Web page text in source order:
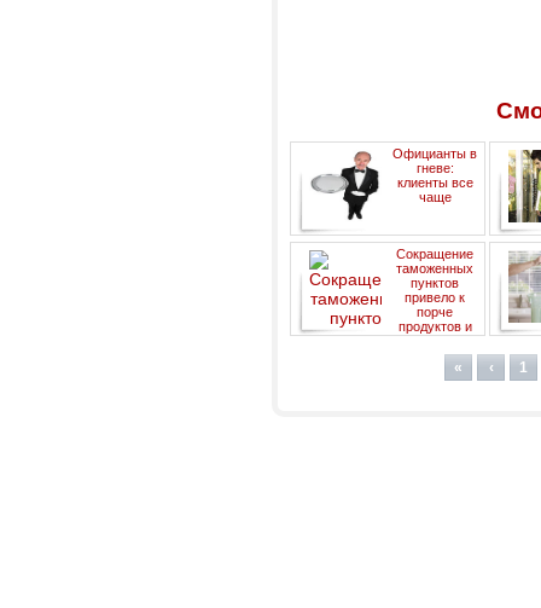
Официанты в
гневе:
клиенты все
чаще
расплачиваются кредиткой,
не оставляя чаевых
Сокращение
таможенных
пунктов
привело к
порче
продуктов и
росту цен в
« ‹ 1